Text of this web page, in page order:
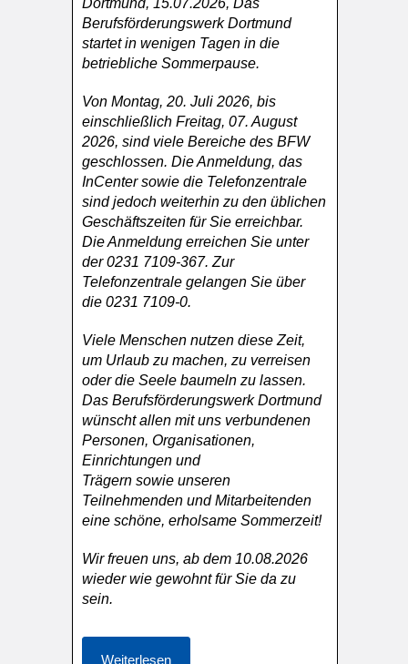
Dortmund, 15.07.2026, Das
Berufsförderungswerk Dortmund
startet in wenigen Tagen in die
betriebliche Sommerpause.
Von Montag, 20. Juli 2026, bis
einschließlich Freitag, 07. August
2026, sind viele Bereiche des BFW
geschlossen. Die Anmeldung, das
InCenter sowie die Telefonzentrale
sind jedoch weiterhin zu den üblichen
Geschäftszeiten für Sie erreichbar.
Die Anmeldung erreichen Sie unter
der 0231 7109-367. Zur
Telefonzentrale gelangen Sie über
die 0231 7109-0.
Viele Menschen nutzen diese Zeit,
um Urlaub zu machen, zu verreisen
oder die Seele baumeln zu lassen.
Das Berufsförderungswerk Dortmund
wünscht allen mit uns verbundenen
Personen, Organisationen,
Einrichtungen und
Trägern sowie unseren
Teilnehmenden und Mitarbeitenden
eine schöne, erholsame Sommerzeit!
Wir freuen uns, ab dem 10.08.2026
wieder wie gewohnt für Sie da zu
sein.
Weiterlesen